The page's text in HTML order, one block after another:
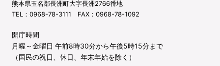
熊本県玉名郡長洲町大字長洲2766番地
TEL：0968-78-3111 FAX：0968-78-1092
開庁時間
月曜～金曜日 午前8時30分から午後5時15分まで
（国民の祝日、休日、年末年始を除く）